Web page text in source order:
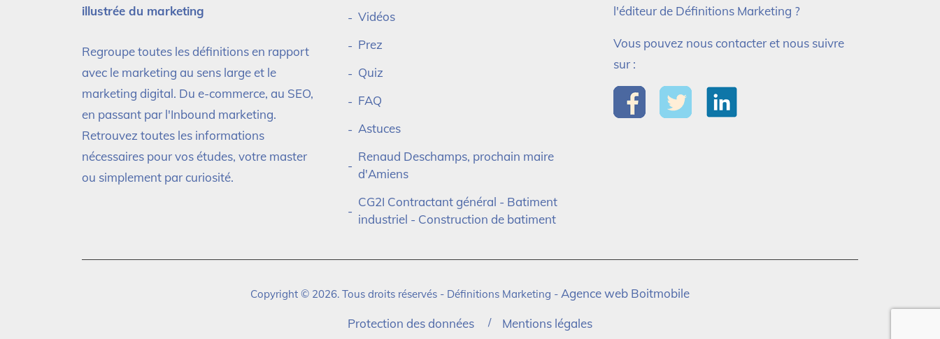
illustrée du marketing
Regroupe toutes les définitions en rapport
avec le marketing au sens large et le
marketing digital. Du e-commerce, au SEO,
en passant par l'Inbound marketing.
Retrouvez toutes les informations
nécessaires pour vos études, votre master
ou simplement par curiosité.
Vidéos
Prez
Quiz
FAQ
Astuces
Renaud Deschamps, prochain maire
d'Amiens
CG2I Contractant général - Batiment
industriel - Construction de batiment
l'éditeur de Définitions Marketing ?
Vous pouvez nous contacter et nous suivre
sur :
Copyright © 2026. Tous droits réservés - Définitions Marketing - Agence web Boitmobile
Protection des données Mentions légales